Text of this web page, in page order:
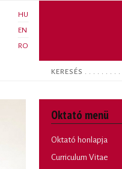
HU
EN
RO
Keresés
Oktató menü
Oktató honlapja
Curriculum Vitae